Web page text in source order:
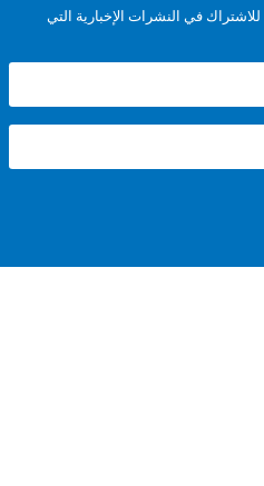
في النشرات الإخبارية التي